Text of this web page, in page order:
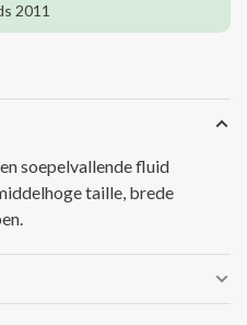
2011
soepelvallende fluid
taille, brede